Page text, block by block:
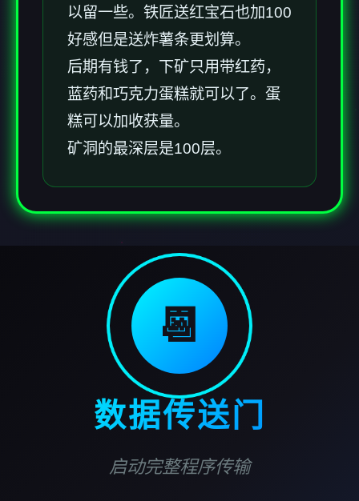
以留一些。铁匠送红宝石也加100
好感但是送炸薯条更划算。
后期有钱了，下矿只用带红药，
蓝药和巧克力蛋糕就可以了。蛋
糕可以加收获量。
矿洞的最深层是100层。
📆
数据传送门
启动完整程序传输